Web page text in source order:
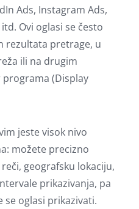
Ads, Instagram Ads,
Ovi oglasi se često
rezultata pretrage, u
ili na drugim
(Display
jeste visok nivo
možete precizno
geografsku lokaciju,
prikazivanja, pa
se oglasi prikazivati.